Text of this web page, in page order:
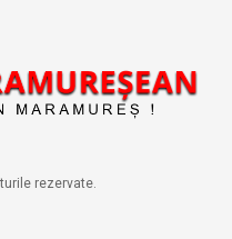
rezervate.